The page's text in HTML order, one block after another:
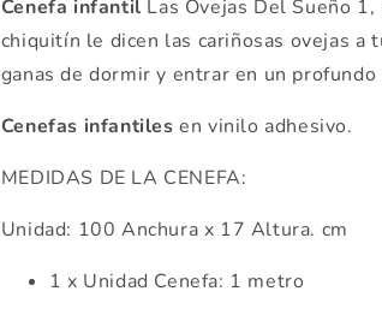
Cenefa infantil Las Ovejas Del Sueño
chiquitín le dicen las cariñosas ovejas a
ganas de dormir y entrar en un
Cenefas infantiles en vinilo adhesivo.
MEDIDAS DE LA CENEFA:
Unidad: 100 Anchura x 17 Altura. cm
1 x Unidad Cenefa: 1 metro